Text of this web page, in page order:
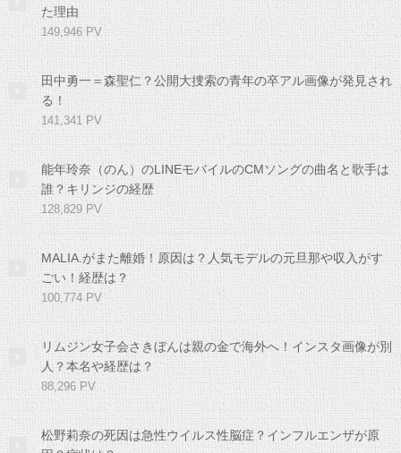
た理由
149,946 PV
田中勇一＝森聖仁？公開大捜索の青年の卒アル画像が発見され
る！
141,341 PV
能年玲奈（のん）のLINEモバイルのCMソングの曲名と歌手は
誰？キリンジの経歴
128,829 PV
MALIA.がまた離婚！原因は？人気モデルの元旦那や収入がす
ごい！経歴は？
100,774 PV
リムジン女子会さきぼんは親の金で海外へ！インスタ画像が別
人？本名や経歴は？
88,296 PV
松野莉奈の死因は急性ウイルス性脳症？インフルエンザが原